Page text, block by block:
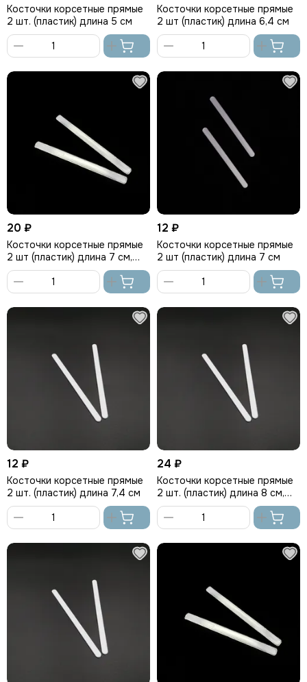
Косточки корсетные прямые
2 шт. (пластик) длина 5 см
корзину
Косточки корсетные прямые
2 шт (пластик) длина 6,4 см
корзину
20 ₽
Косточки корсетные прямые
2 шт (пластик) длина 7 см,
Греция
корзину
12 ₽
Косточки корсетные прямые
2 шт (пластик) длина 7 см
корзину
12 ₽
Косточки корсетные прямые
2 шт. (пластик) длина 7,4 см
корзину
24 ₽
Косточки корсетные прямые
2 шт. (пластик) длина 8 см,
Греция
корзину